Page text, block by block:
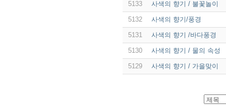
5133 사색의 향기 / 불꽃놀이
5132 사색의 향기/풍경
5131 사색의 향기 /바다풍경
5130 사색의 향기 / 물의 속성
5129 사색의 향기 / 가을맞이